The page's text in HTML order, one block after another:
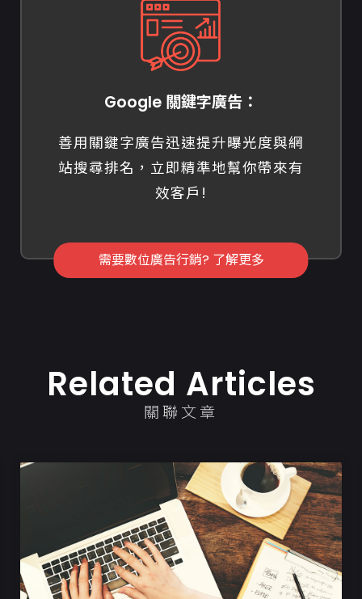
Google 關鍵字廣告：
善用關鍵字廣告迅速提升曝光度與網
站搜尋排名，立即精準地幫你帶來有
效客戶!
需要數位廣告行銷? 了解更多
Related Articles
關聯文章